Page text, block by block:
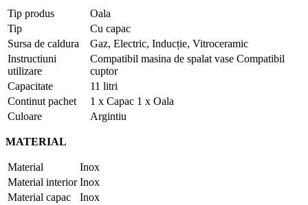
Tip produs
Oala
Tip
Cu capac
Sursa de caldura
Gaz, Electric, Inducție, Vitroceramic
Instructiuni
utilizare
Compatibil masina de spalat vase Compatibil
cuptor
Capacitate
11 litri
Continut pachet
1 x Capac 1 x Oala
Culoare
Argintiu
MATERIAL
Material
Inox
Material interior Inox
Material capac
Inox